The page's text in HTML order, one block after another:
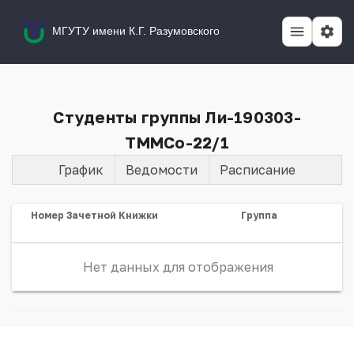
МГУТУ имени К.Г. Разумовского
Студенты группы Ли-190303-
ТММСо-22/1
График Ведомости Расписание
Номер Зачетной Книжки Группа
Нет данных для отображения